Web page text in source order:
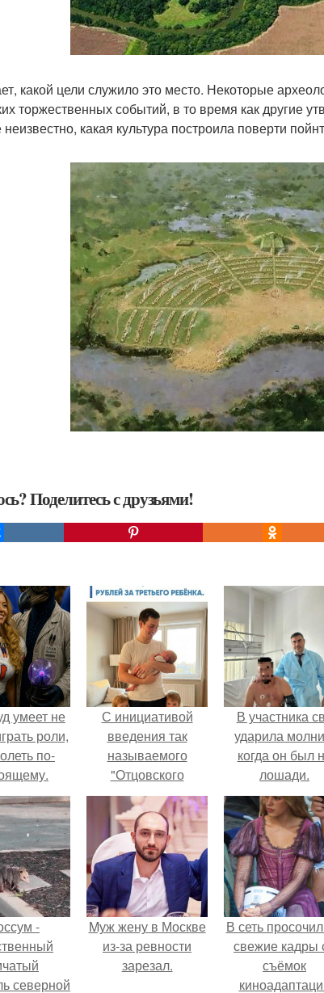
какой цели служило это место. Некоторые
торжественных событий, в то время как другие
какая культура построила поверти
Поделитесь с друзьями!
умеет не
роли,
по-
С инициативой
введения так
называемого
"Отцовского
Капитала"
выступили в
общественной
палате.
В участника
ударила
когда он был
лошади.
-
северной
Mуж жену в Москве
из-за ревности
зарезал.
В сеть
свежие кадры
съёмок